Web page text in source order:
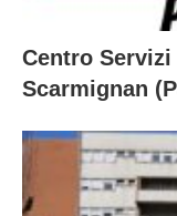
Centro
Scarmignan